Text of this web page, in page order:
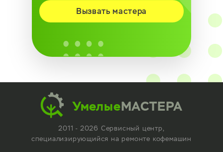
Вызвать мастера
УмелыеМАСТЕРА
2011 - 2026 Сервисный центр,
специализирующийся на ремонте кофемашин